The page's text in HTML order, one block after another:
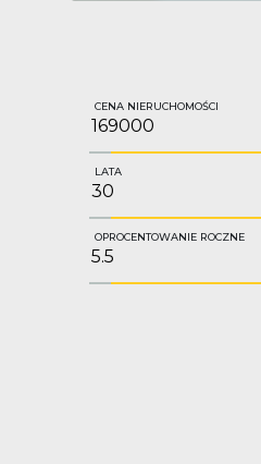
CENA NIERUCHOMOŚCI
LATA
OPROCENTOWANIE ROCZNE